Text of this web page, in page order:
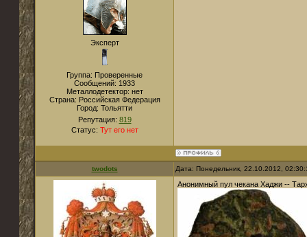
Эксперт
Группа: Проверенные
Сообщений: 1933
Металлодетектор: нет
Страна: Российская Федерация
Город: Тольятти
Репутация: 819
Статус: Тут его нет
twodots Дата: Понедельник, 22.10.2012,
Анонимный пул чекана Хаджи --